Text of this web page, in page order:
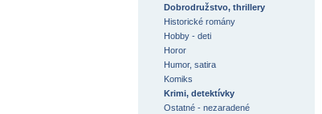
Dobrodružstvo, thrillery
Historické romány
Hobby - deti
Horor
Humor, satira
Komiks
Krimi, detektívky
Ostatné - nezaradené